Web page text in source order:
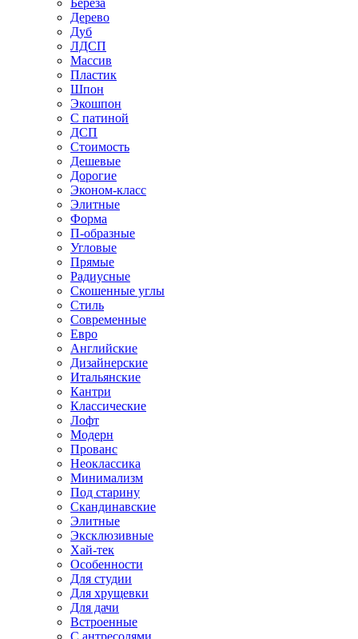
Береза
Дерево
Дуб
ЛДСП
Массив
Пластик
Шпон
Экошпон
С патиной
ДСП
Стоимость
Дешевые
Дорогие
Эконом-класс
Элитные
Форма
П-образные
Угловые
Прямые
Радиусные
Скошенные углы
Стиль
Современные
Евро
Английские
Дизайнерские
Итальянские
Кантри
Классические
Лофт
Модерн
Прованс
Неоклассика
Минимализм
Под старину
Скандинавские
Элитные
Эксклюзивные
Хай-тек
Особенности
Для студии
Для хрущевки
Для дачи
Встроенные
С антресолями